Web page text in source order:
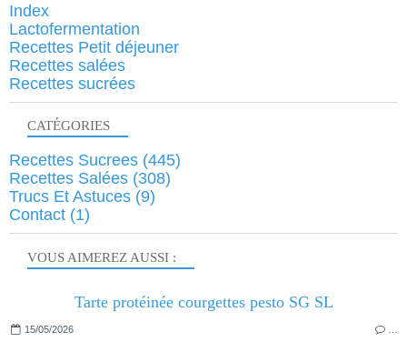
VOUS AIMEREZ AUSSI :
Tarte protéinée courgettes pesto SG SL
15/05/2026
Index
Lactofermentation
Recettes Petit déjeuner
Recettes salées
Recettes sucrées
CATÉGORIES
Recettes Sucrees (445)
Recettes Salées (308)
Trucs Et Astuces (9)
Contact (1)